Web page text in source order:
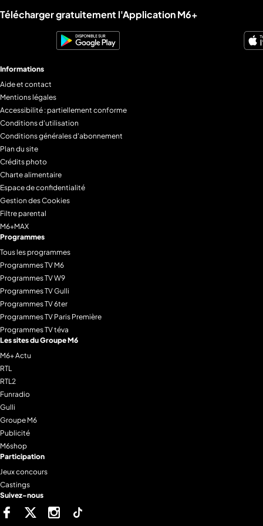
Liens utiles M6+.
Télécharger gratuitement l'Application M6+
Informations
Aide et contact
Mentions légales
Accessibilité : partiellement conforme
Conditions d'utilisation
Conditions générales d'abonnement
Plan du site
Crédits photo
Charte alimentaire
Espace de confidentialité
Gestion des Cookies
Filtre parental
M6+MAX
Programmes
Tous les programmes
Programmes TV M6
Programmes TV W9
Programmes TV Gulli
Programmes TV 6ter
Programmes TV Paris Première
Programmes TV téva
Les sites du Groupe M6
M6+ Actu
RTL
RTL2
Funradio
Gulli
Groupe M6
Publicité
M6shop
Participation
Jeux concours
Castings
Suivez-nous
FacebookTwitter Instagram